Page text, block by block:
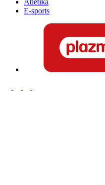
Atletika
E-sports